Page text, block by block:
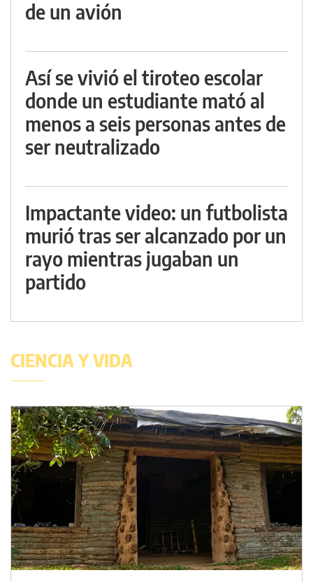
de un avión
Así se vivió el tiroteo escolar
donde un estudiante mató al
menos a seis personas antes de
ser neutralizado
Impactante video: un futbolista
murió tras ser alcanzado por un
rayo mientras jugaban un
partido
CIENCIA Y VIDA